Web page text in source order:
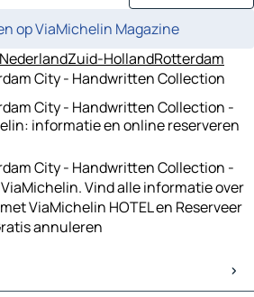
op ViaMichelin Magazine
NederlandZuid-HollandRotterdam
City - Handwritten Collection
City - Handwritten Collection -
informatie en online reserveren
City - Handwritten Collection -
Vind alle informatie over
ViaMichelin HOTEL en Reserveer
annuleren